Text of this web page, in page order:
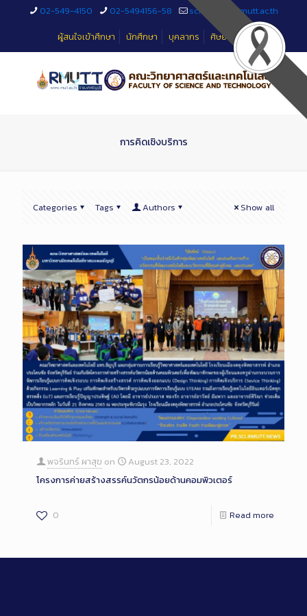
02-549-4150 02-5494156-58
sciteched@rmutt.ac.th
ผู้สนใจเข้าศึกษา
นักศึกษา บุคลากร ศิษย์เก่า
การคิดเชิงบริการ
Categories Tags Authors Show all
พจรินทร์ ผาสุข on
August 23, 2022
โครงการค่ายสร้างสรรค์นวัตกรน้อยด้านคอมพิวเตอร์
0 Read more